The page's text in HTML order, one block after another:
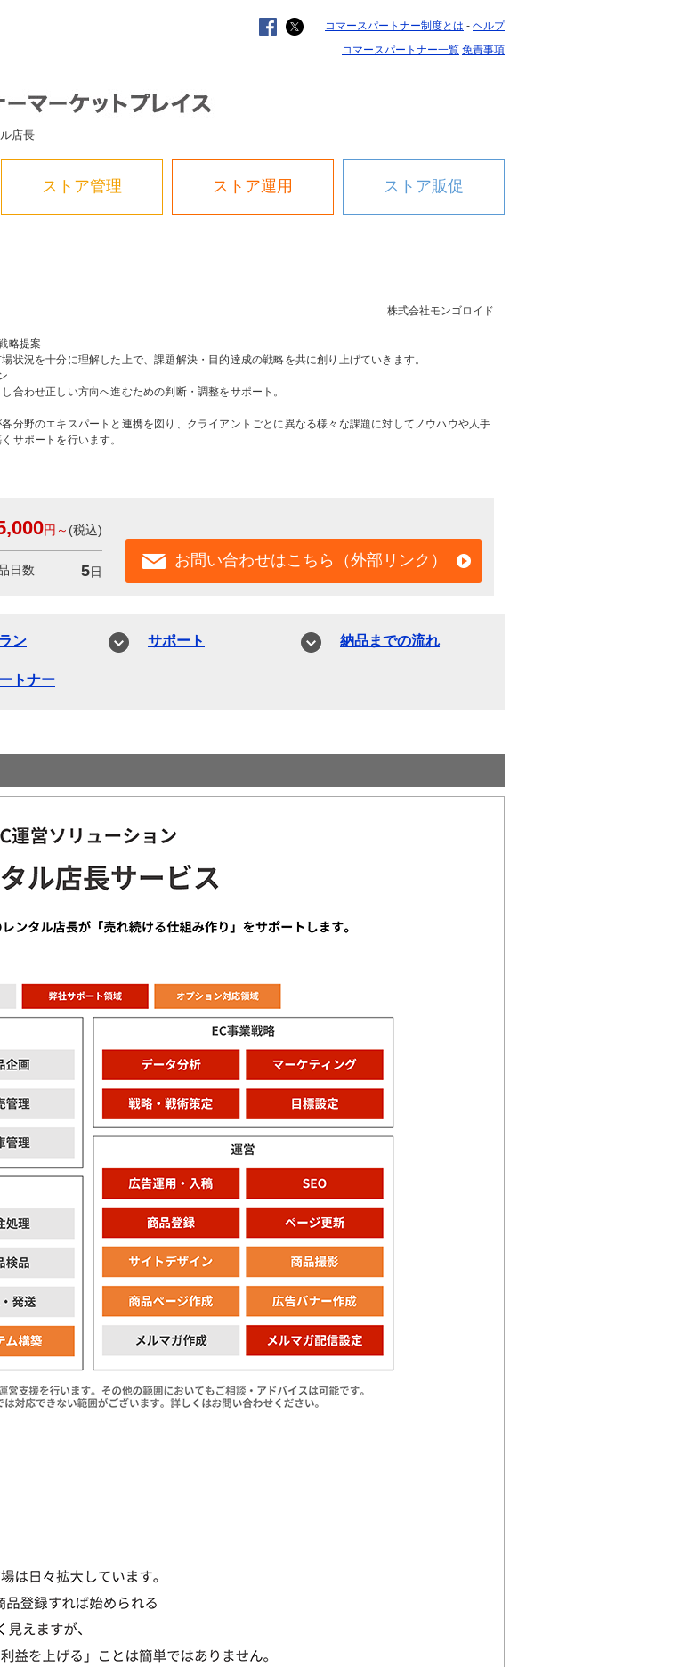
facebook コマースパートナー制度とは - ヘルプ
コマースパートナー一覧 免責事項
店長
ストア管理 ストア運用 ストア販促
株式会社モンゴロイド
略提案
状況を十分に理解した上で、課題解決・目的達成の戦略を共に創り上げていきます。
合わせ正しい方向へ進むための判断・調整をサポート。
分野のエキスパートと連携を図り、クライアントごとに異なる様々な課題に対してノウハウや人手
サポートを行います。
円 ～ (税込)
日数 5日
お問い合わせはこちら（外部リンク）
ン サポート 納品までの流れ
トナー